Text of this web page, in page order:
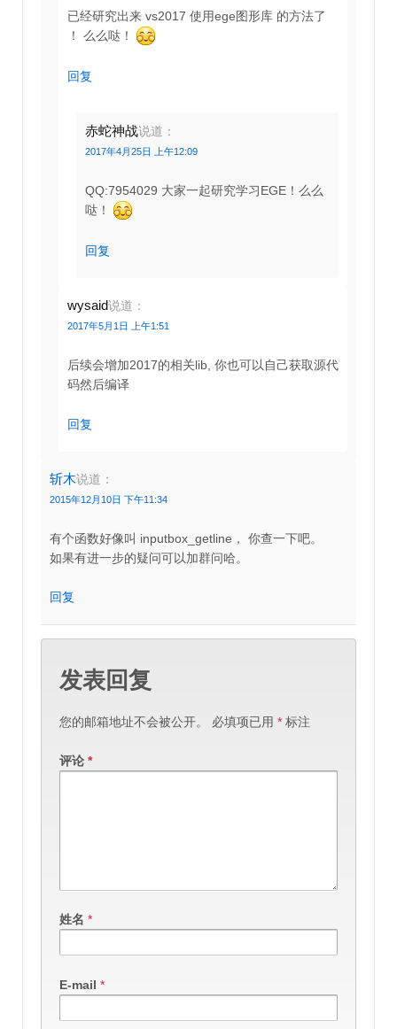
已经研究出来 vs2017 使用ege图形库 的方法了
！ 么么哒！
回复
赤蛇神战说道：
2017年4月25日 上午12:09
QQ:7954029 大家一起研究学习EGE！么么
哒！
回复
wysaid说道：
2017年5月1日 上午1:51
后续会增加2017的相关lib, 你也可以自己获取源代
码然后编译
回复
斩木说道：
2015年12月10日 下午11:34
有个函数好像叫 inputbox_getline， 你查一下吧。
如果有进一步的疑问可以加群问哈。
回复
发表回复
您的邮箱地址不会被公开。 必填项已用 * 标注
评论 *
姓名 *
E-mail *